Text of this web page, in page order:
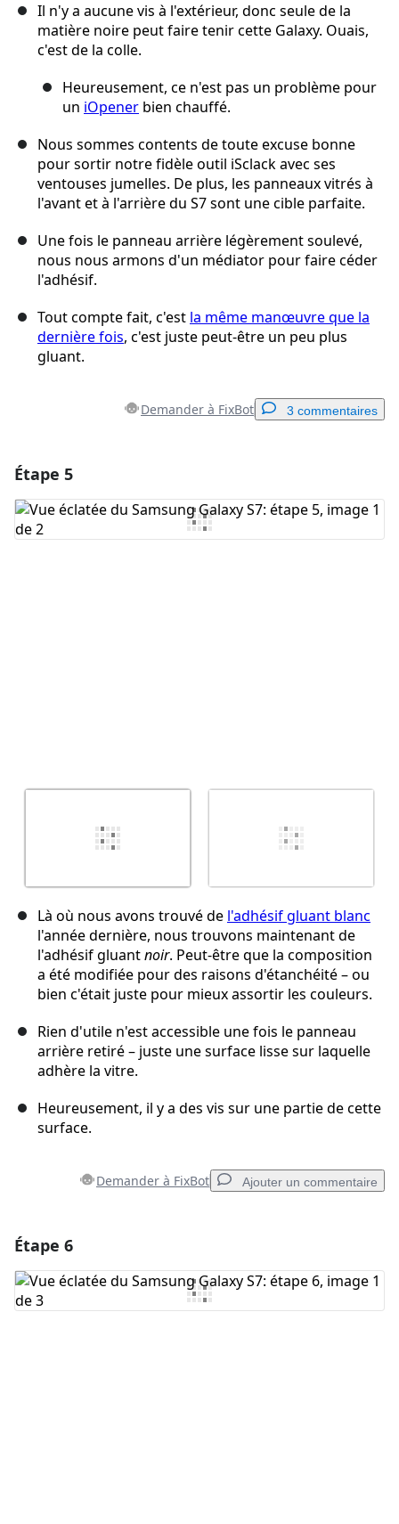
Il n'y a aucune vis à l'extérieur, donc seule de la
matière noire peut faire tenir cette Galaxy. Ouais,
c'est de la colle.
Heureusement, ce n'est pas un problème pour
un iOpener bien chauffé.
Nous sommes contents de toute excuse bonne
pour sortir notre fidèle outil iSclack avec ses
ventouses jumelles. De plus, les panneaux vitrés à
l'avant et à l'arrière du S7 sont une cible parfaite.
Une fois le panneau arrière légèrement soulevé,
nous nous armons d'un médiator pour faire céder
l'adhésif.
Tout compte fait, c'est la même manœuvre que la
dernière fois, c'est juste peut-être un peu plus
gluant.
Demander à FixBot 3 commentaires
Ajouter un commentaire
Étape 5
Là où nous avons trouvé de l'adhésif gluant blanc
l'année dernière, nous trouvons maintenant de
l'adhésif gluantnoir. Peut-être que la composition
a été modifiée pour des raisons d'étanchéité – ou
bien c'était juste pour mieux assortir les couleurs.
Rien d'utile n'est accessible une fois le panneau
arrière retiré – juste une surface lisse sur laquelle
adhère la vitre.
Heureusement, il y a des vis sur une partie de cette
surface.
Demander à FixBot Ajouter un commentaire
Ajouter un commentaire
Étape 6